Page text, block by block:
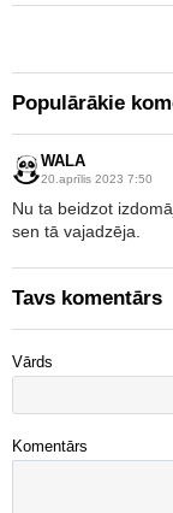
Populārākie
WALA
20.aprīlis 2023 7:50
Nu ta beidzot
sen tā vajadzēja.
Tavs komentārs
Vārds
Komentārs